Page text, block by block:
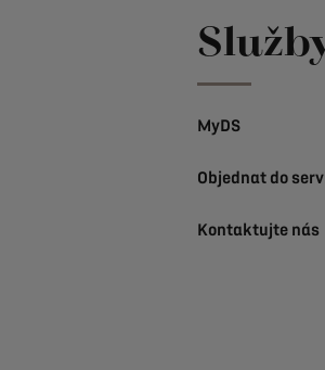
MyDS
Objednat do
Kontaktujte nás